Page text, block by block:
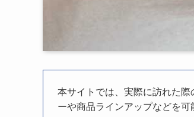
本サイトでは、実際に訪れた
ーや商品ラインアップなどを可